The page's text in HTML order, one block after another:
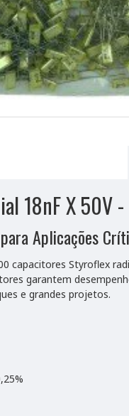
18nF X 50V
Aplicações
capacitores Styroflex
garantem
e grandes projetos.